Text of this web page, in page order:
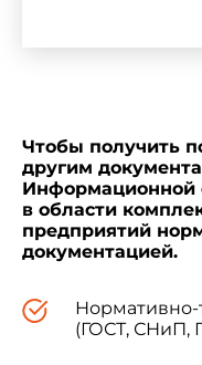
Чтобы получить
другим
Информационной
в области
предприятий
документацией.
Нормативно-
(ГОСТ, СНиП,